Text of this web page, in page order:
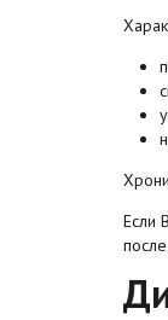
Если